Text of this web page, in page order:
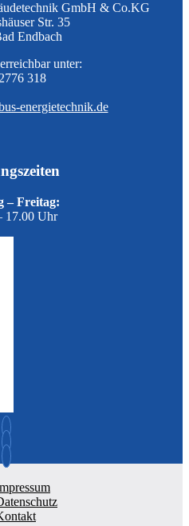
GmbH & Co.KG
Str. 35
Endbach
unter:
318
energietechnik.de
– Freitag:
17.00 Uhr